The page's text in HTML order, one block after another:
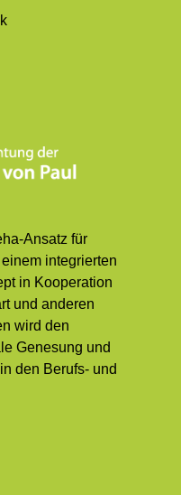
Ansatz für
integrierten
in Kooperation
und anderen
wird den
Genesung und
den Berufs- und